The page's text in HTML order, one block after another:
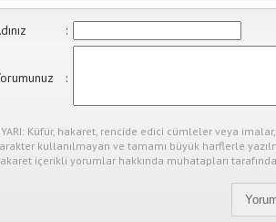
:
:
Küfür, hakaret, rencide edici cümleler veya
kullanılmayan ve tamamı büyük harflerle
içerikli yorumlar hakkında muhatapları